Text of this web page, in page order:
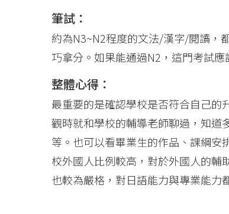
筆試：
約為N3~N2程度的文法/漢字/閱讀，
巧拿分。如果能通過N2，這門考試應
整體心得：
最重要的是確認學校是否符合自己的
觀時就和學校的輔導老師聊過，知道
等。也可以看畢業生的作品、課綱安
校外國人比例較高，對於外國人的輔
也較為嚴格，對日語能力與專業能力